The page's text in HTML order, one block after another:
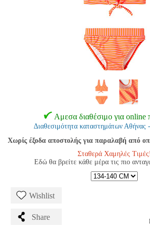
Αμεσα διαθέσιμο για online
Διαθεσιμότητα καταστημάτων Αθήνας
Χωρίς έξοδα αποστολής για παραλαβή από
Σταθερά Χαμηλές Τιμές!
Εδώ θα βρείτε κάθε μέρα τις πιο
Wishlist
Share